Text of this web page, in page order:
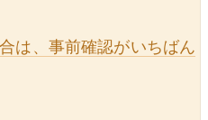
は、事前確認がいちばん